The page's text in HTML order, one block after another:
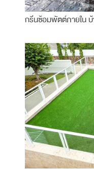
กรีนซ้อมพัตต์ภายใน